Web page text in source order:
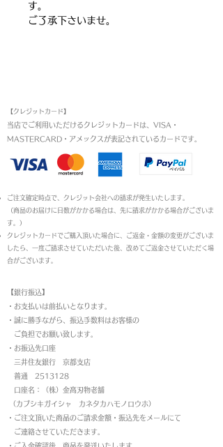
す。
ご了承下さいませ。
【クレジットカード】
当店でご利用いただけるクレジットカードは、VISA・
MASTERCARD・アメックスが表記されているカードです。​
ご注文確定時点で、クレジット会社への請求が発生いたします。
（商品のお届けに日数がかかる場合は、先に請求がかかる場合がございま
す。）
クレジットカードでご購入頂いた場合に、ご返金・金額の変更がございま
したら、一度ご請求させていただいた後、改めてご返金させていただく場
合がございます。
【銀行振込】
・お支払いは前払いとなります。
・ 誠に勝手ながら、振込手数料はお客様の
ご負担でお願い致します。
・お振込先口座
三井住友銀行 京都支店
普通 2513128
口座名：（株）金高刃物老舗
（カブシキガイシャ カネタカハモノロウホ）
・ご注文頂いた商品のご請求金額・振込先をメールにて
ご連絡させていただきます。